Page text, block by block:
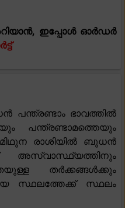
ഇപ്പോൾ ഓർഡർ
പന്ത്രണ്ടാം ഭാവത്തിൽ
പന്ത്രണ്ടാമത്തെയും
മിഥുന രാശിയിൽ ബുധൻ
അസ്വാസ്ഥ്യത്തിനും
തർക്കങ്ങൾക്കും
സ്ഥലത്തേക്ക് സ്ഥലം